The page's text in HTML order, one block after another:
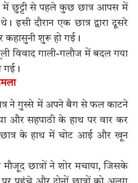
में छुट्टी से पहले कुछ छात्र आपस में
दौरान एक छात्र द्वारा दूसरे
कहासुनी शुरू हो गई।
विवाद गाली-गलौज में बदल गया
गई।
ने गुस्से में अपने बैग से फल काटने
और सहपाठी के हाथ पर वार कर
छात्र के हाथ में चोट आई और खून
छात्रों ने शोर मचाया, जिसके